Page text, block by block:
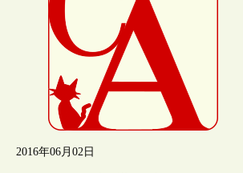
2016年06月02日